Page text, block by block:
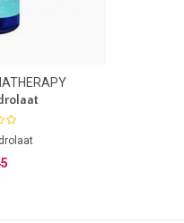
grandiflorum